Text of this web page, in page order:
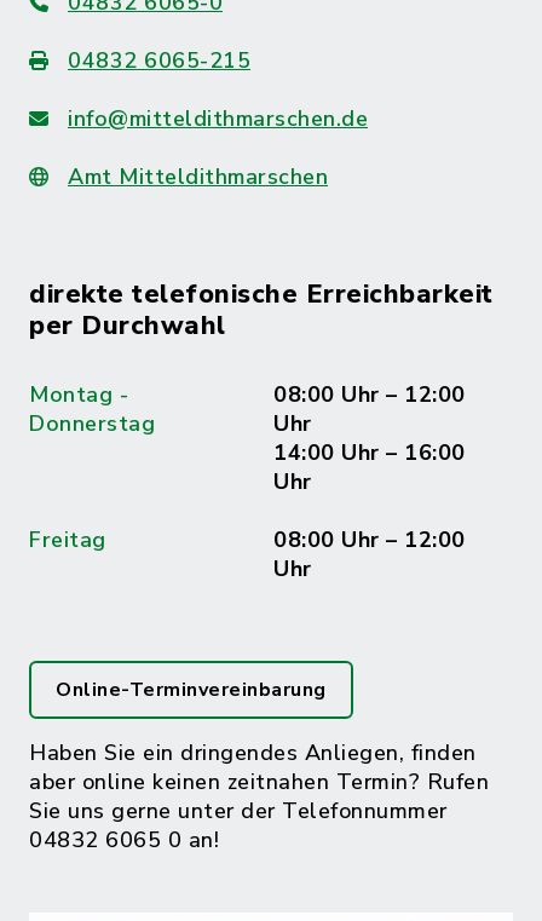
04832 6065-215
info@mitteldithmarschen.de
Amt Mitteldithmarschen
direkte telefonische Erreichbarkeit
per Durchwahl
Montag -
Donnerstag
08:00 Uhr – 12:00
Uhr
14:00 Uhr – 16:00
Uhr
Freitag
08:00 Uhr – 12:00
Uhr
Online-Terminvereinbarung
Haben Sie ein dringendes Anliegen, finden
aber online keinen zeitnahen Termin? Rufen
Sie uns gerne unter der Telefonnummer
04832 6065 0 an!